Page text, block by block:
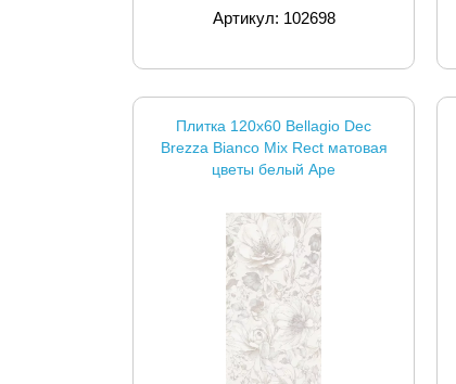
Артикул: 102698
Плитка 120x60 Bellagio Dec
Brezza Bianco Mix Rect матовая
цветы белый Ape